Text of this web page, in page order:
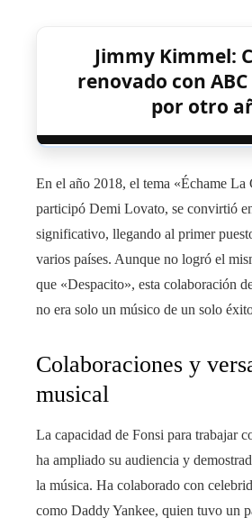
Jimmy Kimmel:
renovado con
por otro
En el año 2018, el tema «Échame La
participó Demi Lovato, se convirtió
significativo, llegando al primer
varios países. Aunque no logró el
que «Despacito», esta colaboración
no era solo un músico de un solo
Colaboraciones y
musical
La capacidad de Fonsi para trabajar
ha ampliado su audiencia y
la música. Ha colaborado con
como Daddy Yankee, quien tuvo un